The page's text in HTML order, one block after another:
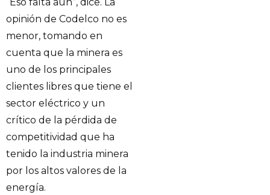
“Eso falta aún”, dice. La
opinión de Codelco no es
menor, tomando en
cuenta que la minera es
uno de los principales
clientes libres que tiene el
sector eléctrico y un
crítico de la pérdida de
competitividad que ha
tenido la industria minera
por los altos valores de la
energía.